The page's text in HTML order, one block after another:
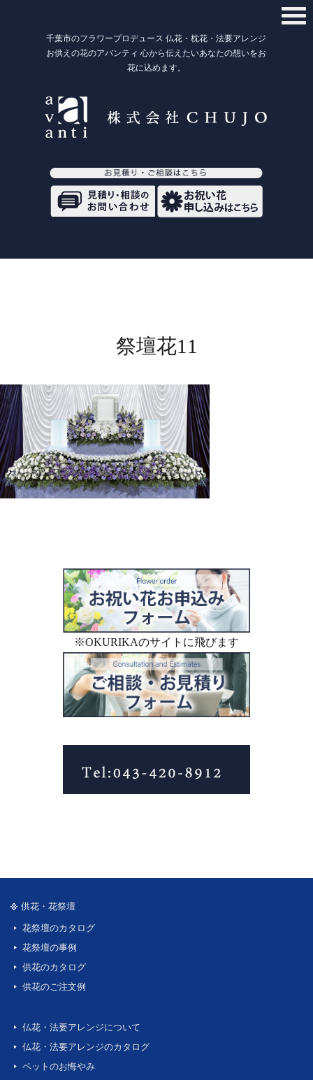
千葉市のフラワープロデュース 仏花・枕花・法要アレンジ
お供えの花のアバンティ 心から伝えたいあなたの想いをお
花に込めます。
祭壇花11
※OKURIKAのサイトに飛びます
供花・花祭壇
花祭壇のカタログ
花祭壇の事例
供花のカタログ
供花のご注文例
仏花・法要アレンジについて
仏花・法要アレンジのカタログ
ペットのお悔やみ